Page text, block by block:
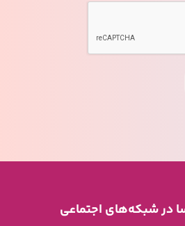
در شبکه‌های اجتماعی